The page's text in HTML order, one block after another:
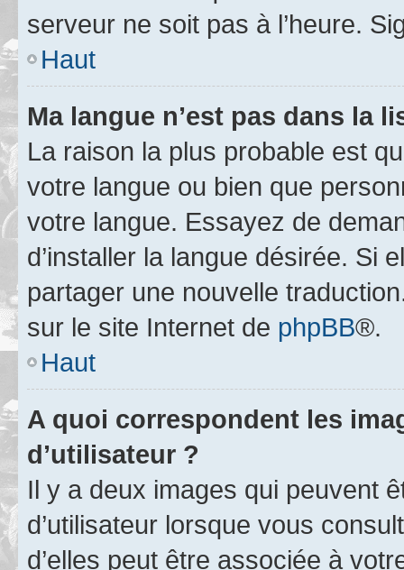
serveur ne soit pas à l’heure.
Haut
Ma langue n’est pas dans la
La raison la plus probable est
votre langue ou bien que
votre langue. Essayez de
d’installer la langue désirée. Si
partager une nouvelle
sur le site Internet de phpBB®.
Haut
A quoi correspondent les
d’utilisateur ?
Il y a deux images qui peuvent
d’utilisateur lorsque vous
d’elles peut être associée à